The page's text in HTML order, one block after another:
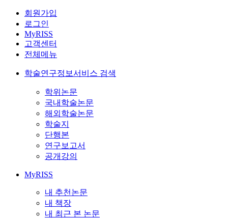
회원가입
로그인
MyRISS
고객센터
전체메뉴
학술연구정보서비스 검색
학위논문
국내학술논문
해외학술논문
학술지
단행본
연구보고서
공개강의
MyRISS
내 추천논문
내 책장
내 최근 본 논문